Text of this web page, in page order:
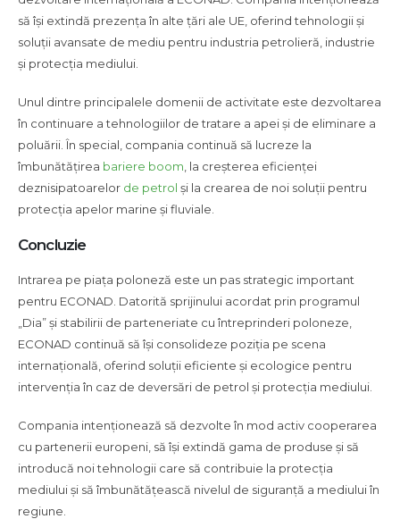
să își extindă prezența în alte țări ale UE, oferind tehnologii și
soluții avansate de mediu pentru industria petrolieră, industrie
și protecția mediului.
Unul dintre principalele domenii de activitate este dezvoltarea
în continuare a tehnologiilor de tratare a apei și de eliminare a
poluării. În special, compania continuă să lucreze la
îmbunătățirea bariere boom , la creșterea eficienței
deznisipatoarelor de petrol și la crearea de noi soluții pentru
protecția apelor marine și fluviale.
Concluzie
Intrarea pe piața poloneză este un pas strategic important
pentru ECONAD. Datorită sprijinului acordat prin programul
„Dia” și stabilirii de parteneriate cu întreprinderi poloneze,
ECONAD continuă să își consolideze poziția pe scena
internațională, oferind soluții eficiente și ecologice pentru
intervenția în caz de deversări de petrol și protecția mediului.
Compania intenționează să dezvolte în mod activ cooperarea
cu partenerii europeni, să își extindă gama de produse și să
introducă noi tehnologii care să contribuie la protecția
mediului și să îmbunătățească nivelul de siguranță a mediului în
regiune.